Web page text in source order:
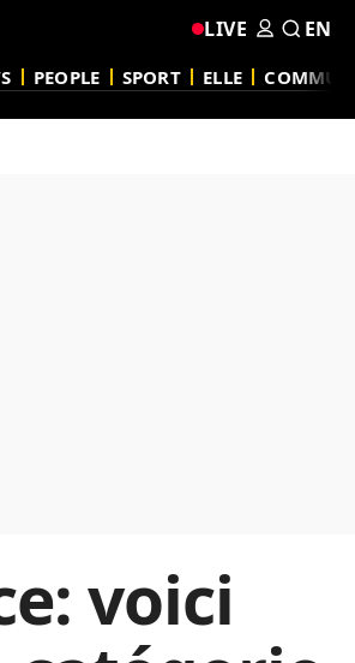
PEOPLE SPORT ELLE
LIVE EN
voici